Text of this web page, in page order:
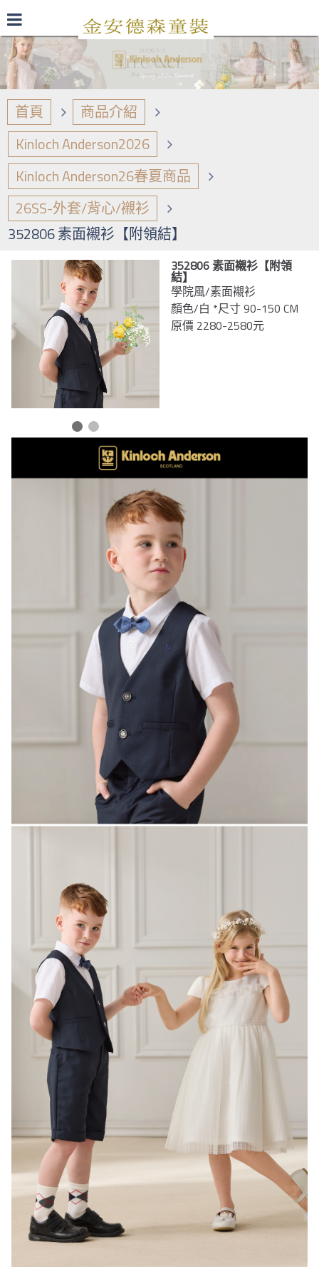
最新型錄 品牌日誌 商品介紹
首頁
商品介紹
Kinloch Anderson2026
Kinloch Anderson26春夏商品
26SS-外套/背心/襯衫
352806 素面襯衫【附領結】
352806 素面襯衫【附領
結】
學院風/素面襯衫
顏色/白 *尺寸 90-150 CM
原價 2280-2580元